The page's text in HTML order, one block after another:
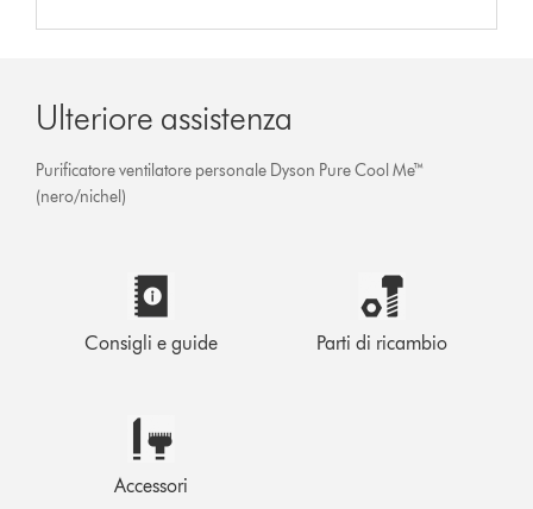
Ulteriore assistenza
Purificatore ventilatore personale Dyson Pure Cool Me™
(nero/nichel)
Consigli e guide Parti di ricambio
Accessori